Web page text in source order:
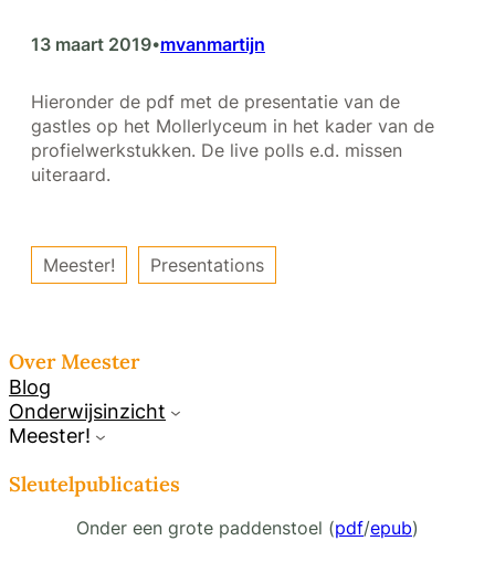
13 maart 2019•mvanmartijn
Hieronder de pdf met de presentatie van de
gastles op het Mollerlyceum in het kader van de
profielwerkstukken. De live polls e.d. missen
uiteraard.
Meester! Presentations
Over Meester
Blog
Onderwijsinzicht
Meester!
Sleutelpublicaties
Onder een grote paddenstoel (pdf/epub)